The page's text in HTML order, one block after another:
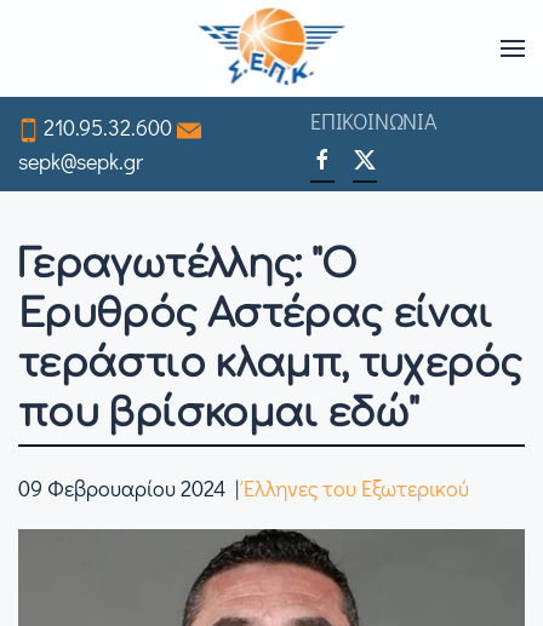
to
main
content
210.95.32.600
sepk@sepk.gr
ΕΠΙΚΟΙΝΩΝΙΑ
Γεραγωτέλλης: "Ο
Ερυθρός Αστέρας είναι
τεράστιο κλαμπ, τυχερός
που βρίσκομαι εδώ"
09 Φεβρουαρίου 2024 |Έλληνες του Εξωτερικού